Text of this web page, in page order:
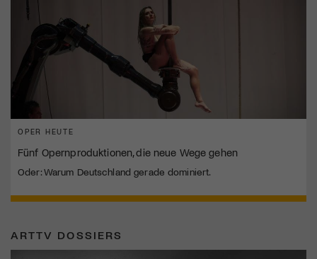
OPER HEUTE
Fünf Opernproduktionen, die neue Wege gehen
Oder: Warum Deutschland gerade dominiert.
ARTTV DOSSIERS